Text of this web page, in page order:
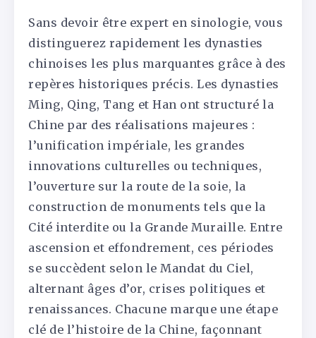
Sans devoir être expert en sinologie, vous
distinguerez rapidement les dynasties
chinoises les plus marquantes grâce à des
repères historiques précis. Les dynasties
Ming, Qing, Tang et Han ont structuré la
Chine par des réalisations majeures :
l’unification impériale, les grandes
innovations culturelles ou techniques,
l’ouverture sur la route de la soie, la
construction de monuments tels que la
Cité interdite ou la Grande Muraille. Entre
ascension et effondrement, ces périodes
se succèdent selon le Mandat du Ciel,
alternant âges d’or, crises politiques et
renaissances. Chacune marque une étape
clé de l’histoire de la Chine, façonnant